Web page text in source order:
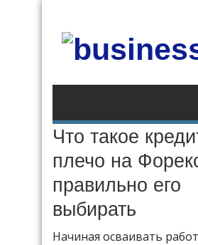
Что такое
плечо на
правильно его
выбирать
Начиная осваивать